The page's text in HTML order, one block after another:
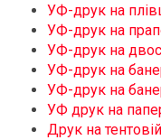
УФ-друк на
УФ-друк на
УФ-друк на
УФ-друк на
УФ-друк на
УФ друк на
Друк на